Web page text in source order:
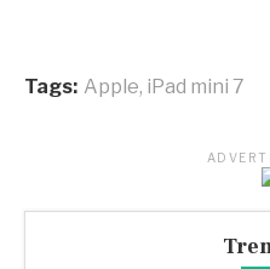
Tags: Apple, iPad mini 7